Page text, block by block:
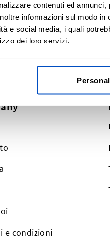
contenuti ed
informazioni sul modo
e social media, i quali
dei loro servizi.
e condizioni